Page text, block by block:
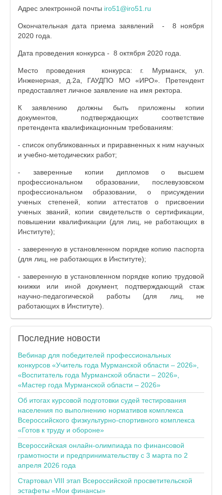
Адрес электронной почты iro51@iro51.ru
Окончательная дата приема заявлений - 8 ноября
2020 года.
Дата проведения конкурса - 8 октября 2020 года.
Место проведения конкурса: г. Мурманск, ул.
Инженерная, д.2а, ГАУДПО МО «ИРО». Претендент
предоставляет личное заявление на имя ректора.
К заявлению должны быть приложены копии
документов, подтверждающих соответствие
претендента квалификационным требованиям:
- список опубликованных и приравненных к ним научных
и учебно-методических работ;
- заверенные копии дипломов о высшем
профессиональном образовании, послевузовском
профессиональном образовании, о присуждении
ученых степеней, копии аттестатов о присвоении
ученых званий, копии свидетельств о сертификации,
повышении квалификации (для лиц, не работающих в
Институте);
- заверенную в установленном порядке копию паспорта
(для лиц, не работающих в Институте);
- заверенную в установленном порядке копию трудовой
книжки или иной документ, подтверждающий стаж
научно-педагогической работы (для лиц, не
работающих в Институте).
Последние новости
Вебинар для победителей профессиональных
конкурсов «Учитель года Мурманской области – 2026»,
«Воспитатель года Мурманской области – 2026»,
«Мастер года Мурманской области – 2026»
Об итогах курсовой подготовки судей тестирования
населения по выполнению нормативов комплекса
Всероссийского физкультурно-спортивного комплекса
«Готов к труду и обороне»
Всероссийская онлайн-олимпиада по финансовой
грамотности и предпринимательству с 3 марта по 2
апреля 2026 года
Стартовал VIII этап Всероссийской просветительской
эстафеты «Мои финансы»